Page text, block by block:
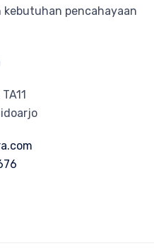
kebutuhan pencahayaan